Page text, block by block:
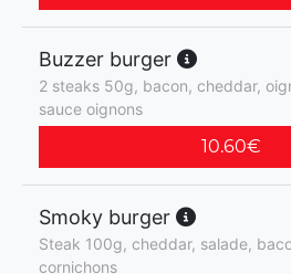
Buzzer burger
2 steaks 50g, bacon, cheddar,
sauce oignons
10.60€
Smoky burger
Steak 100g, cheddar, salade,
cornichons